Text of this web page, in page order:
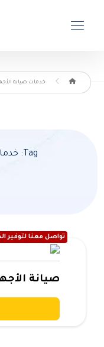
خدمات صيانة
Tag: خدمات صيانة الأجهزة الكهربائية
تواصل معنا لتوفير
صيانة